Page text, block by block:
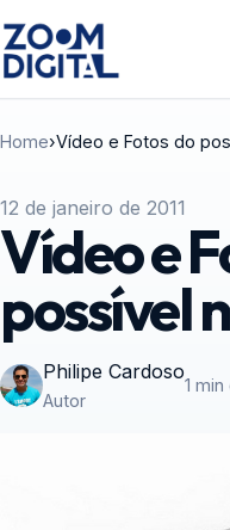
Home›Vídeo e Fotos do
12 de janeiro de 2011
Vídeo e
possível
Philipe Cardoso
Autor
1